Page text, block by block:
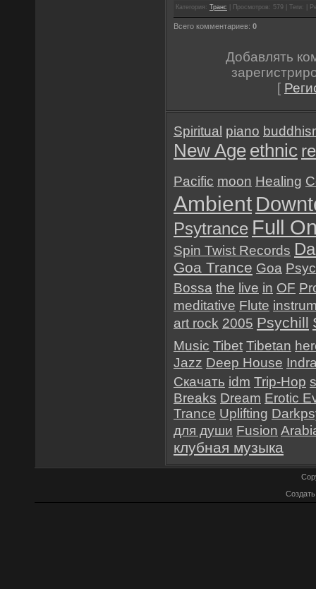
Категория: Транс | Просмотров: 579 | Теги: |
Всего комментариев: 0
Добавлять
[
Spiritual piano
New Age ethnic
Pacific moon Healing
Ambient
Psytrance Full
Spin Twist Records
Goa Trance Goa
Bossa the live in OF
meditative Flute
art rock 2005 Psychill
Music Tibet Tibetan
Jazz Deep House
Скачать idm Trip-Hop
Breaks Dream Erotic
Trance Uplifting
для души Fusion
клубная музыка